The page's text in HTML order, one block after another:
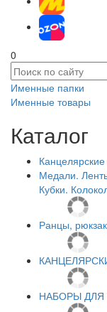
0
Именные папки
Именные товары
Каталог
Медали.
Кубки.
Ранцы,
НАБОРЫ ДЛЯ